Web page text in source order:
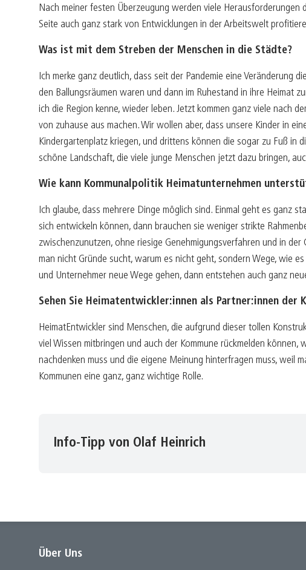
Nach meiner festen Überzeugung werden viele
Seite auch ganz stark von Entwicklungen in der Arbeitswelt
Was ist mit dem Streben der Menschen in die Städte?
Ich merke ganz deutlich, dass seit der Pandemie eine
den Ballungsräumen waren und dann im Ruhestand in ihre Heimat
ich die Region kenne, wieder leben. Jetzt kommen ganz viele nach
von zuhause aus machen. Wir wollen aber, dass unsere Kinder in
Kindergartenplatz kriegen, und drittens können die sogar zu Fuß in
schöne Landschaft, die viele junge Menschen jetzt dazu bringen,
Wie kann Kommunalpolitik Heimatunternehmen
Ich glaube, dass mehrere Dinge möglich sind. Einmal geht es ganz
sich entwickeln können, dann brauchen sie weniger strikte
zwischenzunutzen, ohne riesige Genehmigungsverfahren und in
man nicht Gründe sucht, warum es nicht geht, sondern Wege, wie
und Unternehmer neue Wege gehen, dann entstehen auch ganz
Sehen Sie Heimatentwickler:innen als Partner:innen der
HeimatEntwickler sind Menschen, die aufgrund dieser tollen
viel Wissen mitbringen und auch der Kommune rückmelden
nachdenken muss und die eigene Meinung hinterfragen muss, weil
Kommunen eine ganz, ganz wichtige Rolle.
Info-Tipp von Olaf Heinrich
Über Uns